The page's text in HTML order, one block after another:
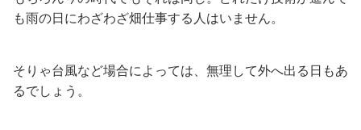
も雨の日にわざわざ畑仕事する人はいません。
そりゃ台風など場合によっては、無理して外へ出る日もあ
るでしょう。